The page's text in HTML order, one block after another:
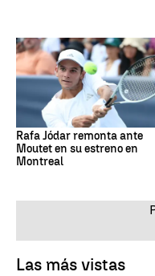
Rafa Jódar remonta ante
Moutet en su estreno en
Montreal
Las más vistas